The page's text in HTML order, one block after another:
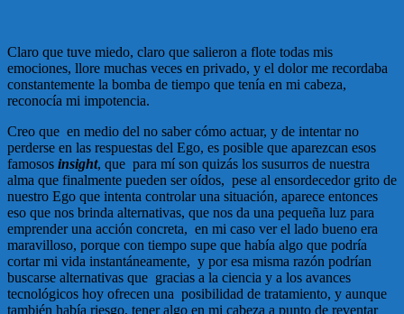
Claro que tuve miedo, claro que salieron a flote todas mis
emociones, llore muchas veces en privado, y el dolor me recordaba
constantemente la bomba de tiempo que tenía en mi cabeza,
reconocía mi impotencia.
Creo que en medio del no saber cómo actuar, y de intentar no
perderse en las respuestas del Ego, es posible que aparezcan esos
famosos insight, que para mí son quizás los susurros de nuestra
alma que finalmente pueden ser oídos, pese al ensordecedor grito de
nuestro Ego que intenta controlar una situación, aparece entonces
eso que nos brinda alternativas, que nos da una pequeña luz para
emprender una acción concreta, en mi caso ver el lado bueno era
maravilloso, porque con tiempo supe que había algo que podría
cortar mi vida instantáneamente, y por esa misma razón podrían
buscarse alternativas que gracias a la ciencia y a los avances
tecnológicos hoy ofrecen una posibilidad de tratamiento, y aunque
también había riesgo, tener algo en mi cabeza a punto de reventar